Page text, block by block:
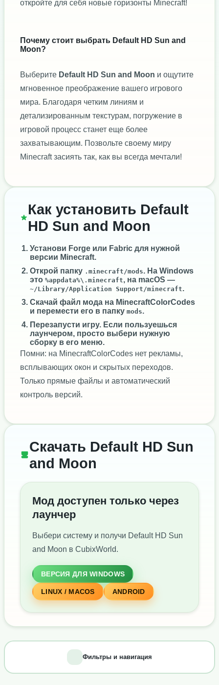
откройте для себя новые горизонты Minecraft!
Почему стоит выбрать Default HD Sun and
Moon?
Выберите Default HD Sun and Moon и ощутите
мгновенное преображение вашего игрового
мира. Благодаря четким линиям и
детализированным текстурам, погружение в
игровой процесс станет еще более
захватывающим. Позвольте своему миру
Minecraft засиять так, как вы всегда мечтали!
Как установить Default
HD Sun and Moon
Установи Forge или Fabric для нужной
версии Minecraft.
Открой папку .minecraft/mods. На Windows
это %appdata%\.minecraft, на macOS —
~/Library/Application Support/minecraft.
Скачай файл мода на MinecraftColorCodes
и перемести его в папку mods.
Перезапусти игру. Если пользуешься
лаунчером, просто выбери нужную
сборку в его меню.
Помни: на MinecraftColorCodes нет рекламы,
всплывающих окон и скрытых переходов.
Только прямые файлы и автоматический
контроль версий.
Скачать Default HD Sun
and Moon
Мод доступен только через
лаунчер
Выбери систему и получи Default HD Sun
and Moon в CubixWorld.
ВЕРСИЯ ДЛЯ WINDOWS
LINUX / MACOS ANDROID
Фильтры и навигация